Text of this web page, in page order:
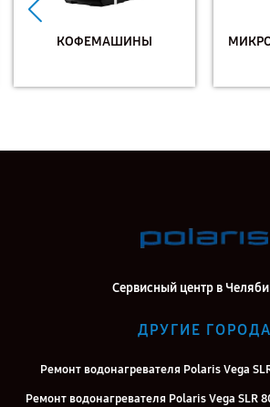
КОФЕМАШИНЫ
Сервисный центр в
ДРУГИЕ ГОРОДА
Ремонт водонагревателя Polaris Vega
Ремонт водонагревателя Polaris Vega SLR